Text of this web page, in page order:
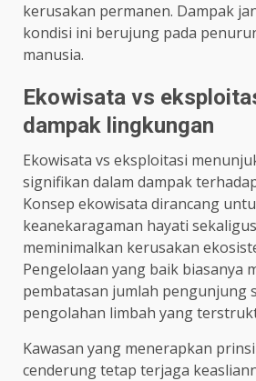
kerusakan permanen. Dampak
kondisi ini berujung pada
manusia.
Ekowisata vs
dampak lingkungan
Ekowisata vs eksploitasi
signifikan dalam dampak
Konsep ekowisata dirancang
keanekaragaman hayati
meminimalkan kerusakan
Pengelolaan yang baik biasanya
pembatasan jumlah pengunjung
pengolahan limbah yang
Kawasan yang menerapkan
cenderung tetap terjaga